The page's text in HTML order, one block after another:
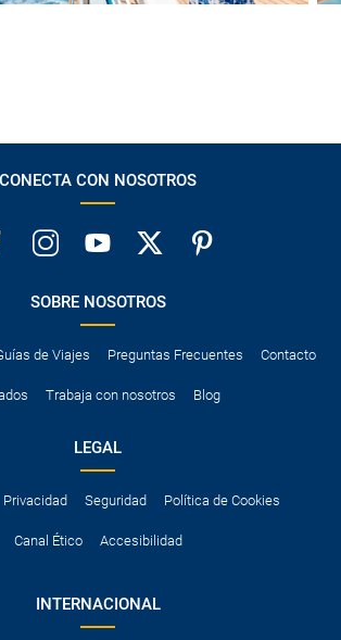
CONECTA CON NOSOTROS
SOBRE NOSOTROS
de Viajes Preguntas Frecuentes Contacto
Trabaja con nosotros Blog
LEGAL
Privacidad Seguridad Política de Cookies
Canal Ético Accesibilidad
INTERNACIONAL